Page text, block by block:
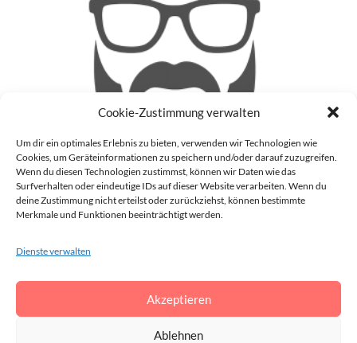
Cookie-Zustimmung verwalten
Um dir ein optimales Erlebnis zu bieten, verwenden wir Technologien wie
Cookies, um Geräteinformationen zu speichern und/oder darauf zuzugreifen.
Wenn du diesen Technologien zustimmst, können wir Daten wie das
Surfverhalten oder eindeutige IDs auf dieser Website verarbeiten. Wenn du
deine Zustimmung nicht erteilst oder zurückziehst, können bestimmte
Merkmale und Funktionen beeinträchtigt werden.
Dienste verwalten
Akzeptieren
Ablehnen
Patrick
aktuellen Geschehnissen in der realen Welt und im Internet
ich auch noch über die Dinge, die mir gerade so durch den
Vollständiges Profil anzeigen →